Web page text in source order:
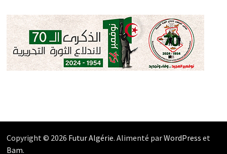
Copyright © 2026 Futur Algérie. Alimenté parWordPress et
Bam.